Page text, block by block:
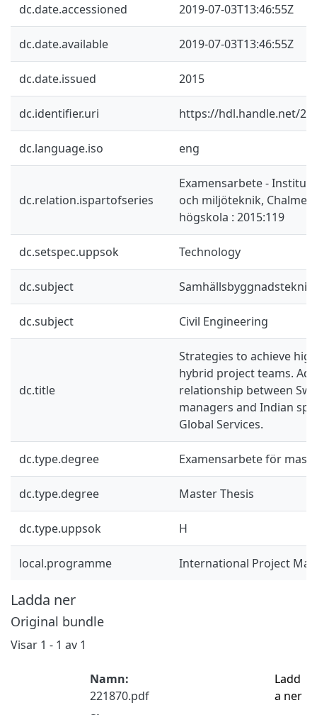
dc.date.accessioned 2019-07-03T13:46:55Z
dc.date.available 2019-07-03T13:46:55Z
dc.date.issued 2015
dc.identifier.uri https://hdl.handle.net/
dc.language.iso eng
dc.relation.ispartofseries
Examensarbete -
och miljöteknik,
högskola : 2015:119
dc.setspec.uppsok Technology
dc.subject Samhällsbyggnadsteknik
dc.subject Civil Engineering
dc.title
Strategies to achieve
hybrid project teams.
relationship between
managers and Indian
Global Services.
dc.type.degree Examensarbete för
dc.type.degree Master Thesis
dc.type.uppsok H
local.programme International Project
Ladda ner
Original bundle
Visar 1 - 1 av 1
Namn:
221870.pdf
Ladd
a ner